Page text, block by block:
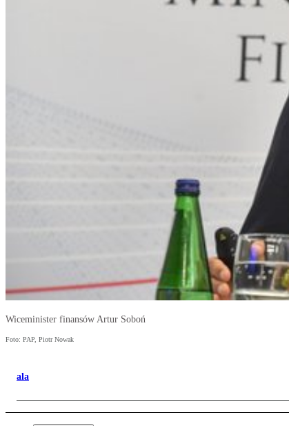
Wiceminister finansów Artur Soboń
Foto: PAP, Piotr Nowak
ala